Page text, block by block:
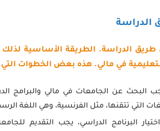
طريق الدراسة. الطريقة الأساسية
في مالي. هذه بعض الخطوات التي
البحث عن الجامعات في مالي والبرامج
التي تتقنها، مثل الفرنسية، وهي اللغة
البرنامج الدراسي، يجب التقديم